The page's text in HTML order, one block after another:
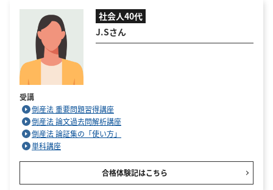
社会人40代
J.Sさん
受講
倒産法 重要問題習得講座
倒産法 論文過去問解析講座
倒産法 論証集の「使い方」
単科講座
合格体験記はこちら